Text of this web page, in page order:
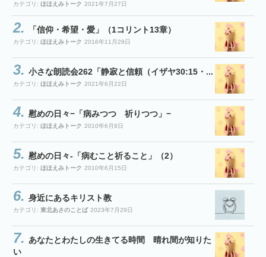
カテゴリ: ほほえみトーク 2021年7月27日
「信仰・希望・愛」（1コリント13章）
カテゴリ: ほほえみトーク 2016年11月29日
小さな朗読会262「静寂と信頼（イザヤ30:15・...
カテゴリ: ほほえみトーク 2021年6月22日
慰めの日々−「病みつつ 祈りつつ」−
カテゴリ: ほほえみトーク 2010年6月8日
慰めの日々-「病むこと祈ること」（2）
カテゴリ: ほほえみトーク 2010年6月15日
身近にあるキリスト教
カテゴリ: 東北あさのことば 2023年7月29日
あなたとわたしの生きてる時間 晴れ間が知りた
い